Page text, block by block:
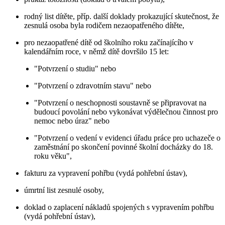
rodný list dítěte, příp. další doklady prokazující skutečnost, že
zesnulá osoba byla rodičem nezaopatřeného dítěte,
pro nezaopatřené dítě od školního roku začínajícího v
kalendářním roce, v němž dítě dovršilo 15 let:
"Potvrzení o studiu" nebo
"Potvrzení o zdravotním stavu" nebo
"Potvrzení o neschopnosti soustavně se připravovat na
budoucí povolání nebo vykonávat výdělečnou činnost pro
nemoc nebo úraz" nebo
"Potvrzení o vedení v evidenci úřadu práce pro uchazeče o
zaměstnání po skončení povinné školní docházky do 18.
roku věku",
fakturu za vypravení pohřbu (vydá pohřební ústav),
úmrtní list zesnulé osoby,
doklad o zaplacení nákladů spojených s vypravením pohřbu
(vydá pohřební ústav),